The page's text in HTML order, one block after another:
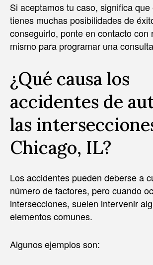
Si aceptamos tu caso, significa
tienes muchas posibilidades de
conseguirlo, ponte en contacto con
mismo para programar una
¿Qué causa los
accidentes de
las
Chicago, IL?
Los accidentes pueden deberse a
número de factores, pero cuando
intersecciones, suelen intervenir
elementos comunes.
Algunos ejemplos son: